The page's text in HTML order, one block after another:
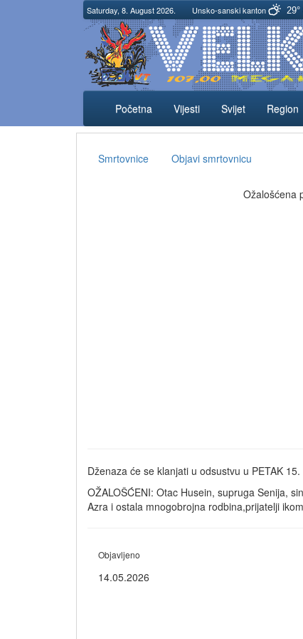
Saturday, 8. August 2026. Unsko-sanski kanton 29°
Početna
Vijesti Svijet Region
Smrtovnice Objavi smrtovnicu
Ožalošćena
Dženaza će se klanjati u odsustvu u PETAK
OŽALOŠĆENI: Otac Husein, supruga Senija,
Azra i ostala mnogobrojna rodbina,prijatelji
Objavljeno
14.05.2026